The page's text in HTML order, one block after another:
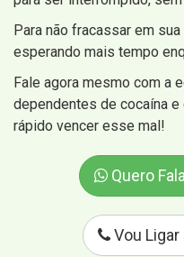
Para não fracassar em
esperando mais tempo
Fale agora mesmo com a
dependentes de cocaína
rápido vencer esse mal!
Quero
Vou Ligar